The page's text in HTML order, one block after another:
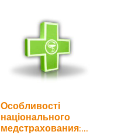
Особливості
національного
медстрахования: